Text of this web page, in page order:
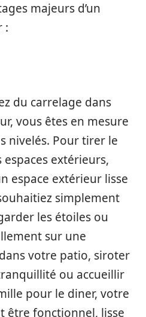
majeurs d’un
:
du carrelage dans
vous êtes en mesure
nivelés. Pour tirer le
extérieurs,
espace extérieur lisse
simplement
les étoiles ou
sur une
votre patio, siroter
ou accueillir
pour le diner, votre
être fonctionnel, lisse